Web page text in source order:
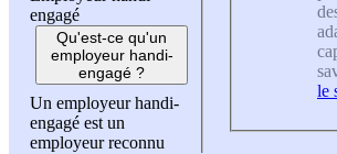
engagé
Qu'est-ce qu'un
employeur handi-
engagé ?
Un employeur handi-
engagé est un
employeur reconnu
le